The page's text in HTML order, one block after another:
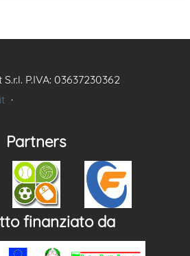
P.IVA: 03637230362
·
Partners
finanziato da